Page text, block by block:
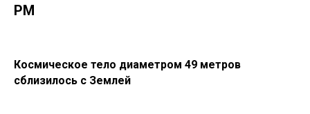
РМ
Космическое тело диаметром 49 метров
сблизилось с Землей